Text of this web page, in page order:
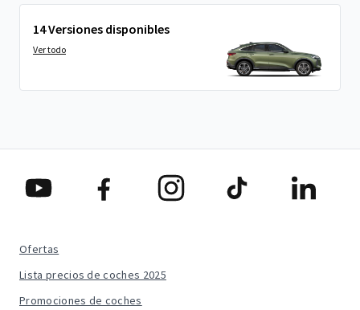
14 Versiones disponibles
Ver todo
Ofertas
Lista precios de coches 2025
Promociones de coches